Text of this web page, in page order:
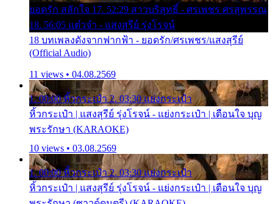
ยอดรัก สลักใจ 17. 52:29 สาวบริสุทธิ์ - ศรเพชร ศรสุพรรณ
18. 56:05 แต๋วจ๋า - แสงสุรีย์ รุ่งโรจน์
18 บทเพลงดังจากฟากฟ้า - ยอดรัก/ศรเพชร/แสงสุรีย์
(Official Audio)
11 views • 04.08.2569
1. 00:00 หิ้วกระเป๋า 2. 03:30 แย่งกระเป๋า
หิ้วกระเป๋า | แสงสุรีย์ รุ่งโรจน์ - แย่งกระเป๋า | เตือนใจ บุญ
พระรักษา (KARAOKE)
10 views • 03.08.2569
1. 00:00 หิ้วกระเป๋า 2. 03:30 แย่งกระเป๋า
หิ้วกระเป๋า | แสงสุรีย์ รุ่งโรจน์ - แย่งกระเป๋า | เตือนใจ บุญ